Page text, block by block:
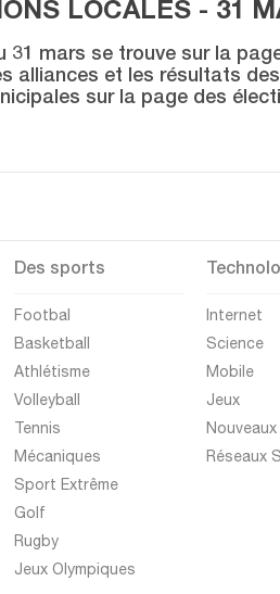
LOCALES - 31
mars se trouve sur la
et les résultats
sur la page des
Des sports
Footbal
Basketball
Athlétisme
Volleyball
Tennis
Mécaniques
Sport Extrême
Golf
Rugby
Jeux Olympiques
Internet
Science
Mobile
Jeux
Réseaux